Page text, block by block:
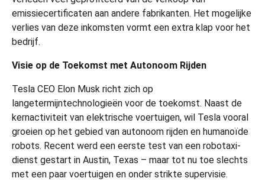
emissiecertificaten aan andere fabrikanten. Het mogelijke
verlies van deze inkomsten vormt een extra klap voor het
bedrijf.
Visie op de Toekomst met Autonoom Rijden
Tesla CEO Elon Musk richt zich op
langetermijntechnologieën voor de toekomst. Naast de
kernactiviteit van elektrische voertuigen, wil Tesla vooral
groeien op het gebied van autonoom rijden en humanoïde
robots. Recent werd een eerste test van een robotaxi-
dienst gestart in Austin, Texas – maar tot nu toe slechts
met een paar voertuigen en onder strikte supervisie.